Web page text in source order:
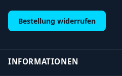
Bestellung widerrufen
INFORMATIONEN